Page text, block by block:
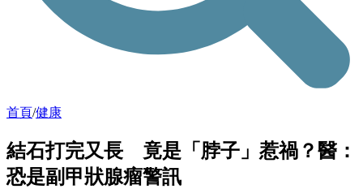
首頁/健康
結石打完又長 竟是「脖子」惹禍？醫：
恐是副甲狀腺瘤警訊